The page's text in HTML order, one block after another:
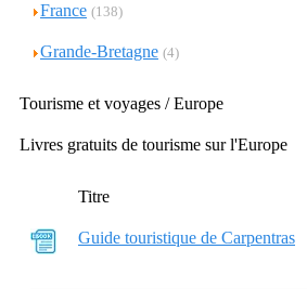
France (138)
Grande-Bretagne (4)
Tourisme et voyages / Europe
Livres gratuits de tourisme sur l'Europe
Titre
Guide touristique de Carpentras